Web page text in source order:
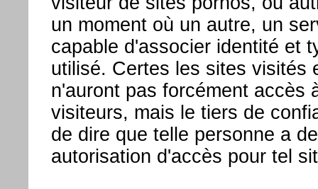
un moment où un autre, un
capable d'associer identité et
utilisé. Certes les sites visités
n'auront pas forcément accès
visiteurs, mais le tiers de
de dire que telle personne a
autorisation d'accès pour tel